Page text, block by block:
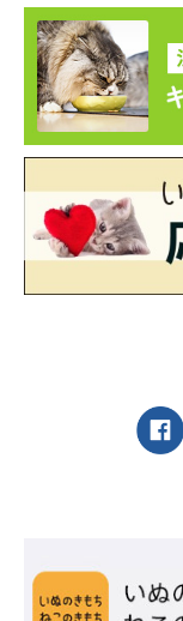
@m0n_ga
もんがくんを家族
間の会話はもんがく
くん中心の生活を過
増えました」と話し
もんがくんと過ごす
「もんくんには、 『
えました。おうち
でも増えてくれた